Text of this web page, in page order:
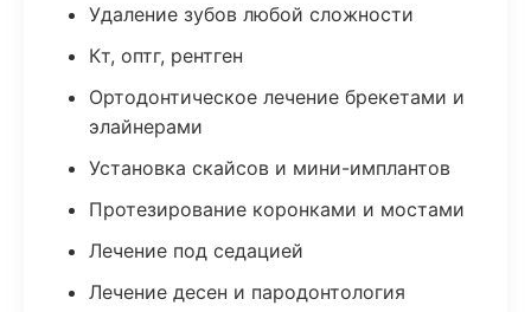
Удаление зубов любой сложности
Кт, оптг, рентген
Ортодонтическое лечение брекетами и
элайнерами
Установка скайсов и мини-имплантов
Протезирование коронками и мостами
Лечение под седацией
Лечение десен и пародонтология